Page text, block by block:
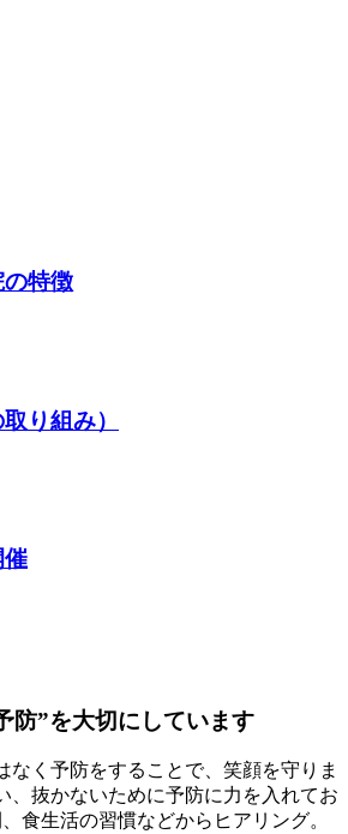
の特徴
り組み）
催
防”を大切にしています
なく予防をすることで、笑顔を守りま
、抜かないために予防に力を入れてお
食生活の習慣などからヒアリング。